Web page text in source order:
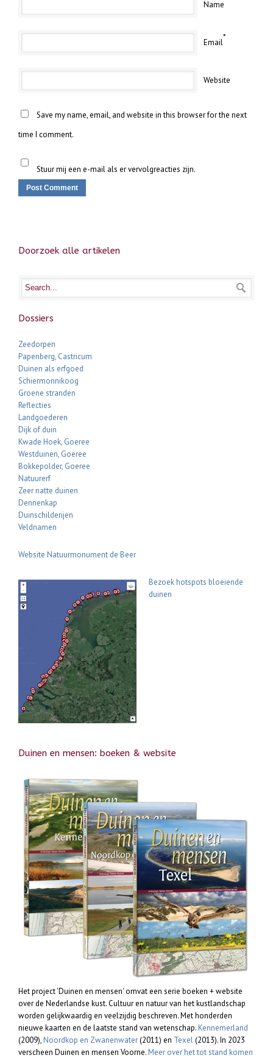
Name
Email
*
Website
Save my name, email, and website in this browser for the next
time I comment.
Stuur mij een e-mail als er vervolgreacties zijn.
Doorzoek alle artikelen
Dossiers
Zeedorpen
Papenberg, Castricum
Duinen als erfgoed
Schiermonnikoog
Groene stranden
Reflecties
Landgoederen
Dijk of duin
Kwade Hoek, Goeree
Westduinen, Goeree
Bokkepolder, Goeree
Natuurerf
Zeer natte duinen
Dennenkap
Duinschilderijen
Veldnamen
Website Natuurmonument de Beer
Bezoek hotspots bloeiende
duinen
Duinen en mensen: boeken & website
Het project 'Duinen en mensen' omvat een serie boeken + website
over de Nederlandse kust. Cultuur en natuur van het kustlandschap
worden gelijkwaardig en veelzijdig beschreven. Met honderden
nieuwe kaarten en de laatste stand van wetenschap. Kennemerland
(2009), Noordkop en Zwanenwater(2011) en Texel(2013). In 2023
verscheen Duinen en mensen Voorne. Meer over het tot stand komen